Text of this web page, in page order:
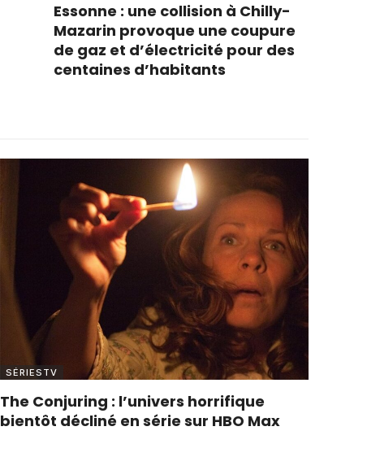
Essonne : une collision à Chilly-
Mazarin provoque une coupure
de gaz et d’électricité pour des
centaines d’habitants
SÉRIESTV
The Conjuring : l’univers horrifique
bientôt décliné en série sur HBO Max